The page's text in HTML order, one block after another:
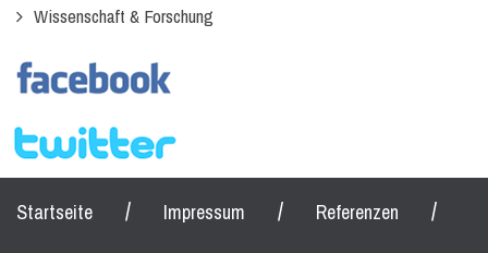
Wissenschaft & Forschung
Startseite / Impressum / Referenzen /